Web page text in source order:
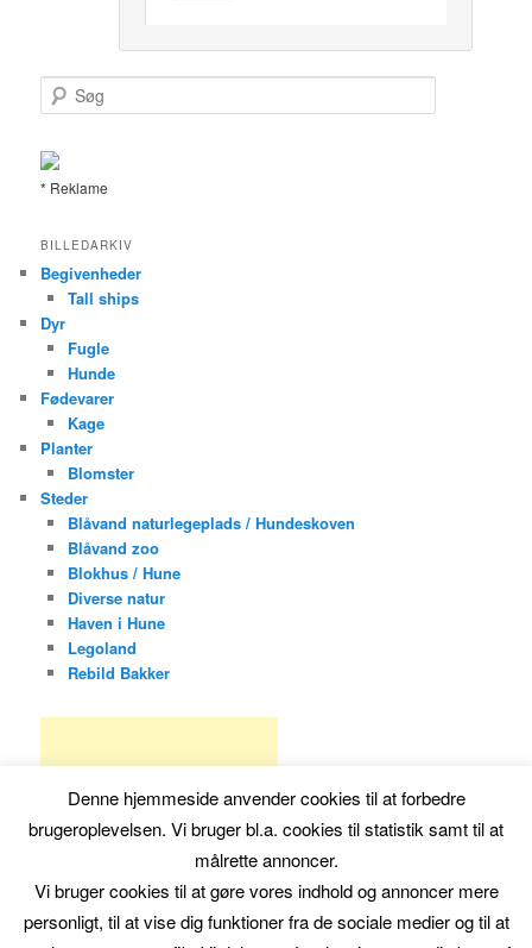
ø
* Reklame
BILLEDARKIV
Begivenheder
Tall ships
Dyr
Fugle
Hunde
Fødevarer
Kage
Planter
Blomster
Steder
Blåvand naturlegeplads / Hundeskoven
Blåvand zoo
Blokhus / Hune
Diverse natur
Haven i Hune
Legoland
Rebild Bakker
Denne hjemmeside anvender cookies til at forbedre
brugeroplevelsen. Vi bruger bl.a. cookies til statistik samt til at
målrette annoncer.
Vi bruger cookies til at gøre vores indhold og annoncer mere
personligt, til at vise dig funktioner fra de sociale medier og til at